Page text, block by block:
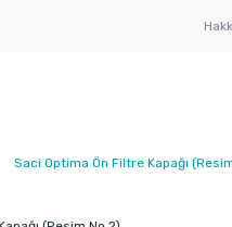
Saci Optima Ön Filtre Kapağı